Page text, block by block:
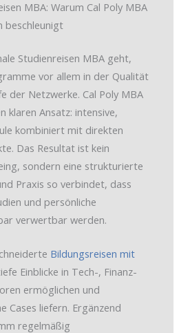
MBA: Warum Cal Poly MBA
beschleunigt
Studienreisen MBA geht,
vor allem in der Qualität
der Netzwerke. Cal Poly MBA
klaren Ansatz: intensive,
kombiniert mit direkten
Das Resultat ist kein
sondern eine strukturierte
Praxis so verbindet, dass
und persönliche
verwertbar werden.
Bildungsreisen mit
Einblicke in Tech-, Finanz-
ermöglichen und
Cases liefern. Ergänzend
regelmäßig